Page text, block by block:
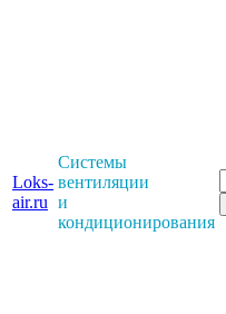
Loks-
air.ru
Системы
вентиляции
и
кондиционирования